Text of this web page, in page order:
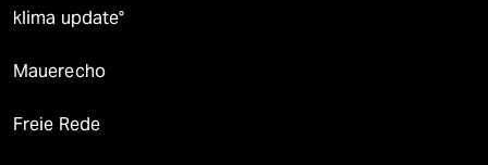
klima update°
Mauerecho
Freie Rede